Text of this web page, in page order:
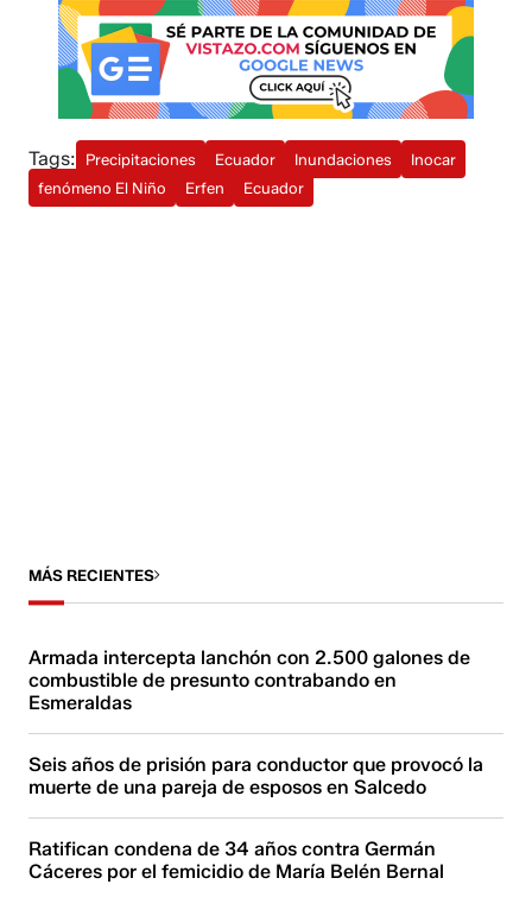
Tags: Precipitaciones Ecuador Inundaciones
Inocar
fenómeno El Niño
Erfen Ecuador
MÁS RECIENTES
Armada intercepta lanchón con 2.500 galones de
combustible de presunto contrabando en
Esmeraldas
Seis años de prisión para conductor que provocó la
muerte de una pareja de esposos en Salcedo
Ratifican condena de 34 años contra Germán
Cáceres por el femicidio de María Belén Bernal